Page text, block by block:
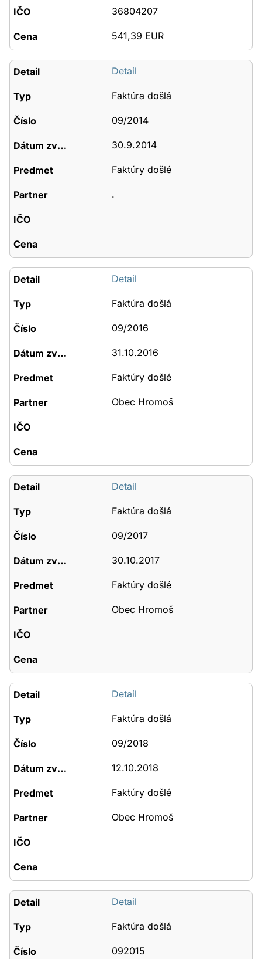
36804207
541,39 EUR
Detail
Faktúra došlá
09/2014
30.9.2014
Faktúry došlé
.
Detail
Faktúra došlá
09/2016
31.10.2016
Faktúry došlé
Obec Hromoš
Detail
Faktúra došlá
09/2017
30.10.2017
Faktúry došlé
Obec Hromoš
Detail
Faktúra došlá
09/2018
12.10.2018
Faktúry došlé
Obec Hromoš
Detail
Faktúra došlá
092015